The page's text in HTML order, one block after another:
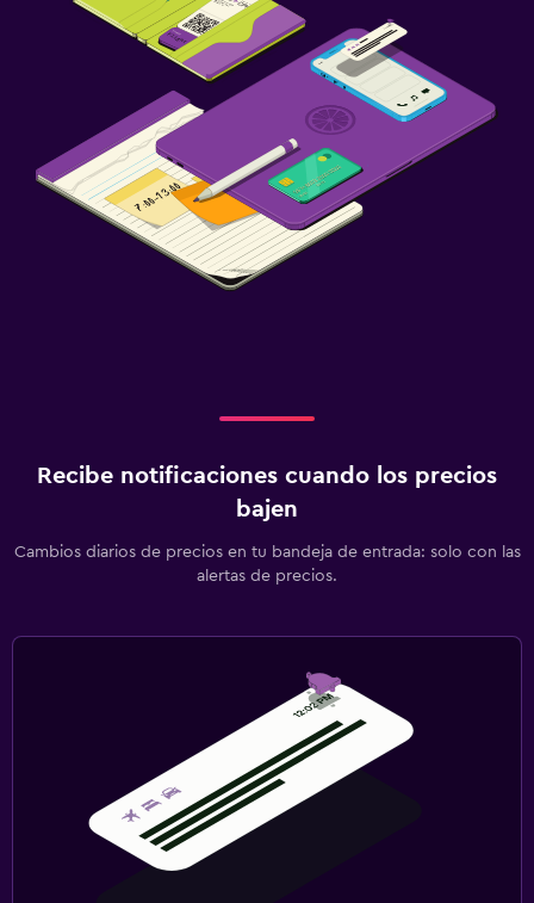
Recibe notificaciones cuando los precios
bajen
Cambios diarios de precios en tu bandeja de entrada: solo con las
alertas de precios.